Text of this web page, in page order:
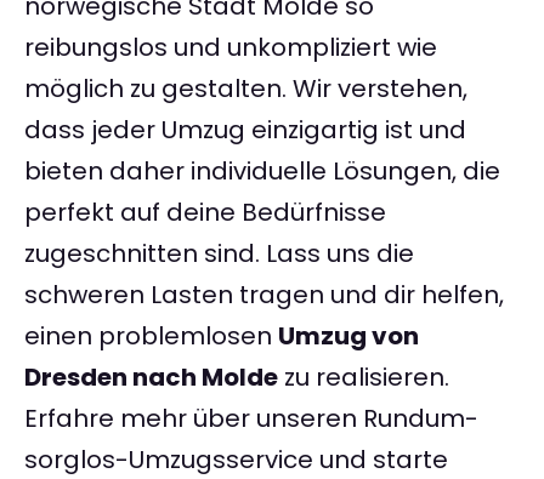
reibungslos und unkompliziert wie
möglich zu gestalten. Wir verstehen,
dass jeder Umzug einzigartig ist und
bieten daher individuelle Lösungen, die
perfekt auf deine Bedürfnisse
zugeschnitten sind. Lass uns die
schweren Lasten tragen und dir helfen,
einen problemlosen Umzug von
Dresden nach Molde zu realisieren.
Erfahre mehr über unseren Rundum-
sorglos-Umzugsservice und starte